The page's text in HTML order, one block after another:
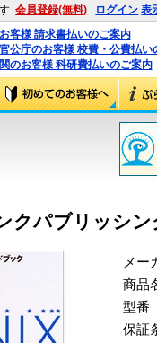
会員登録(無料) ログイン 表
客様 請求書払いのご案内
公庁のお客様 校費・公費払い
のお客様 科研費払いのご案内
クパブリッシ
メー
商品
型番
保証